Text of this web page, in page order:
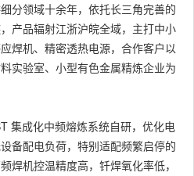
分领域十余年，依托长三角完善的
产品辐射江浙沪皖全域，主打中小
焊机、精密透热电源，合作客户以
实验室、小型有色金属精炼企业为
集成化中频熔炼系统自研，优化电
备配电负荷，特别适配频繁启停的
焊机控温精度高，钎焊氧化率低，